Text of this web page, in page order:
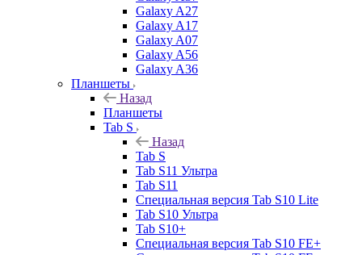
Galaxy A27
Galaxy A17
Galaxy A07
Galaxy A56
Galaxy A36
Планшеты
Назад
Планшеты
Tab S
Назад
Tab S
Tab S11 Ультра
Tab S11
Специальная версия Tab S10 Lite
Tab S10 Ультра
Tab S10+
Специальная версия Tab S10 FE+